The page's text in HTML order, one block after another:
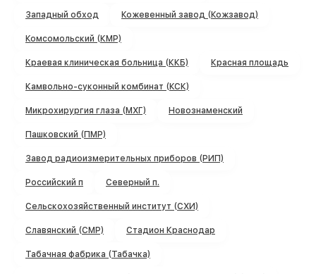
Западный обход Кожевенный завод (Кожзавод)
Комсомольский (КМР)
Краевая клиническая больница (ККБ) Красная площадь
Камвольно-суконный комбинат (КСК)
Микрохирургия глаза (МХГ) Новознаменский
Пашковский (ПМР)
Завод радиоизмерительных приборов (РИП)
Российский п Северный п.
Сельскохозяйственный институт (СХИ)
Славянский (СМР) Стадион Краснодар
Табачная фабрика (Табачка)